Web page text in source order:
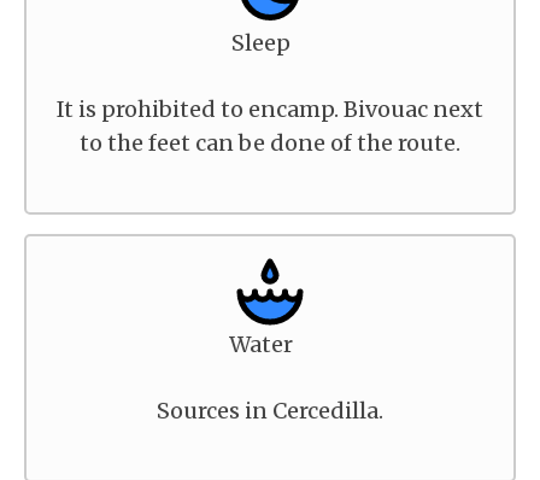
Sleep
It is prohibited to encamp. Bivouac next
to the feet can be done of the route.
Water
Sources in Cercedilla.